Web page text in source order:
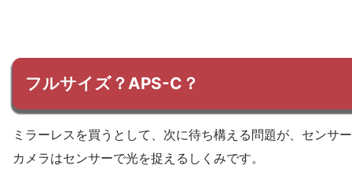
フルサイズ？APS-C？
ミラーレスを買うとして、次に待ち構える問題が、センサ
カメラはセンサーで光を捉えるしくみです。